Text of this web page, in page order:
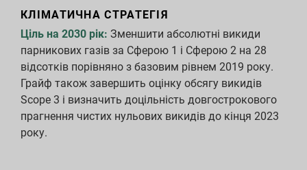
звітів
КЛІМАТИЧНА СТРАТЕГІЯ
Ціль на 2030 рік: Зменшити абсолютні викиди
парникових газів за Сферою 1 і Сферою 2 на 28
відсотків порівняно з базовим рівнем 2019 року.
Грайф також завершить оцінку обсягу викидів
Scope 3 і визначить доцільність довгострокового
прагнення чистих нульових викидів до кінця 2023
року.